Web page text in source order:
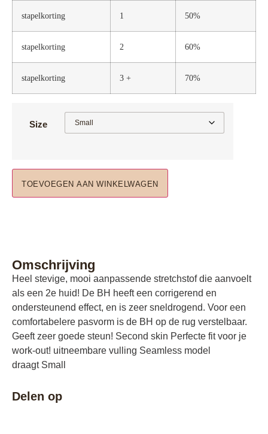
stapelkorting 1 50%
stapelkorting 2 60%
stapelkorting 3 + 70%
Size
TOEVOEGEN AAN WINKELWAGEN
Omschrijving
Heel stevige, mooi aanpassende stretchstof die aanvoelt
als een 2e huid! De BH heeft een corrigerend en
ondersteunend effect, en is zeer sneldrogend. Voor een
comfortabelere pasvorm is de BH op de rug verstelbaar.
Geeft zeer goede steun! Second skin Perfecte fit voor je
work-out! uitneembare vulling Seamless model
draagt Small
Delen op